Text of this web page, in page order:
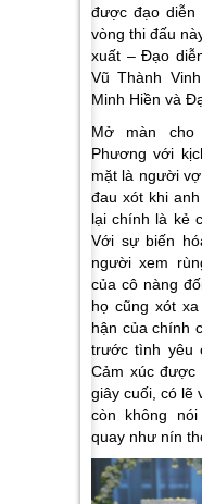
được đạo diễn
vòng thi đấu
xuất – Đạo
Vũ Thành
Minh Hiền và
Mở màn
Phương với
mặt là người
đau xót khi
lại chính là kẻ
Với sự biến
người xem
của cô nàng
họ cũng xót
hận của chính
trước tình yêu
Cảm xúc được
giây cuối, có lẽ
còn không
quay như nín